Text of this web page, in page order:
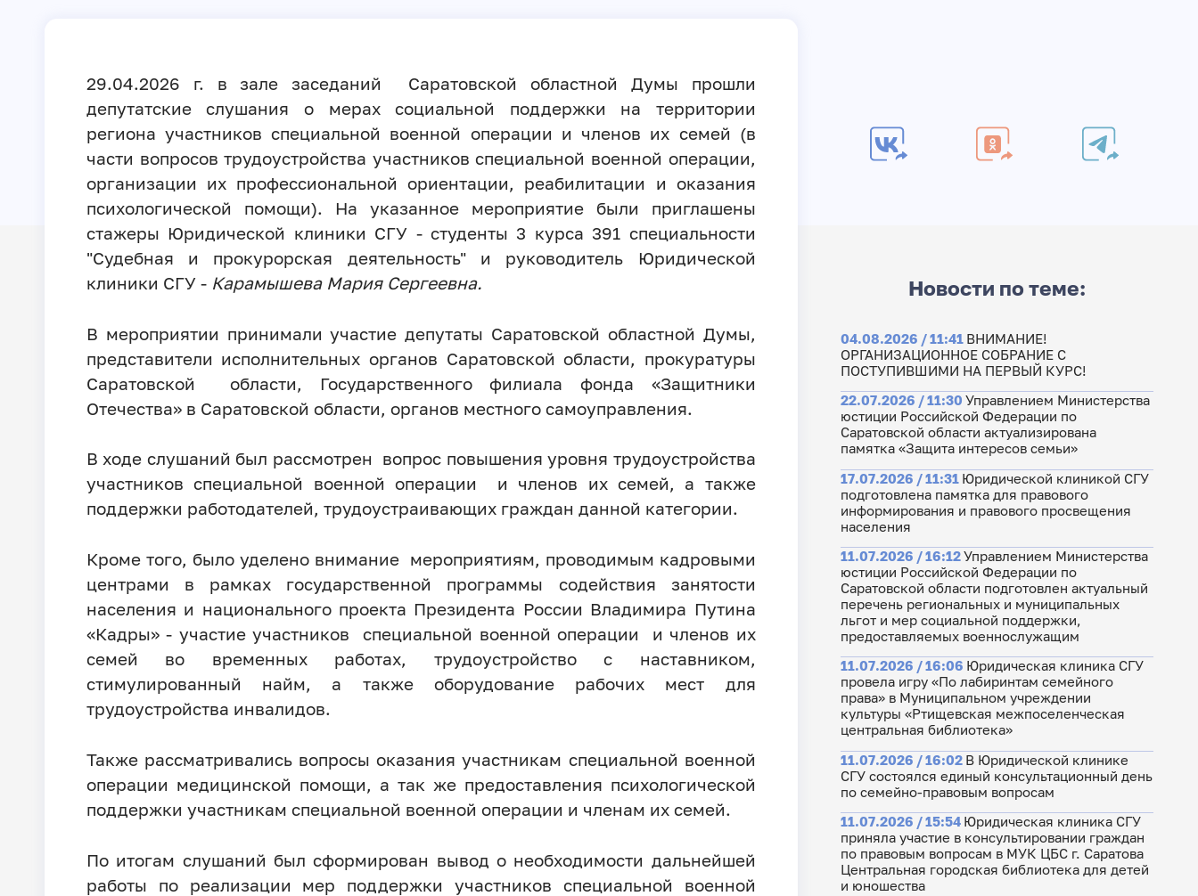
29.04.2026 г. в зале заседаний Саратовской областной Думы прошли
депутатские слушания о мерах социальной поддержки на территории
региона участников специальной военной операции и членов их семей (в
части вопросов трудоустройства участников специальной военной операции,
организации их профессиональной ориентации, реабилитации и оказания
психологической помощи). На указанное мероприятие были приглашены
стажеры Юридической клиники СГУ - студенты 3 курса 391 специальности
"Судебная и прокурорская деятельность" и руководитель Юридической
клиники СГУ - Карамышева Мария Сергеевна.
В мероприятии принимали участие депутаты Саратовской областной Думы,
представители исполнительных органов Саратовской области, прокуратуры
Саратовской области, Государственного филиала фонда «Защитники
Отечества» в Саратовской области, органов местного самоуправления.
В ходе слушаний был рассмотрен вопрос повышения уровня трудоустройства
участников специальной военной операции и членов их семей, а также
поддержки работодателей, трудоустраивающих граждан данной категории.
Кроме того, было уделено внимание мероприятиям, проводимым кадровыми
центрами в рамках государственной программы содействия занятости
населения и национального проекта Президента России Владимира Путина
«Кадры» - участие участников специальной военной операции и членов их
семей во временных работах, трудоустройство с наставником,
стимулированный найм, а также оборудование рабочих мест для
трудоустройства инвалидов.
Также рассматривались вопросы оказания участникам специальной военной
операции медицинской помощи, а так же предоставления психологической
поддержки участникам специальной военной операции и членам их семей.
По итогам слушаний был сформирован вывод о необходимости дальнейшей
работы по реализации мер поддержки участников специальной военной
Новости по теме:
04.08.2026 / 11:41 ВНИМАНИЕ!
ОРГАНИЗАЦИОННОЕ СОБРАНИЕ С
ПОСТУПИВШИМИ НА ПЕРВЫЙ КУРС!
22.07.2026 / 11:30 Управлением Министерства
юстиции Российской Федерации по
Саратовской области актуализирована
памятка «Защита интересов семьи»
17.07.2026 / 11:31 Юридической клиникой СГУ
подготовлена памятка для правового
информирования и правового просвещения
населения
11.07.2026 / 16:12Управлением Министерства
юстиции Российской Федерации по
Саратовской области подготовлен актуальный
перечень региональных и муниципальных
льгот и мер социальной поддержки,
предоставляемых военнослужащим
11.07.2026 / 16:06 Юридическая клиника СГУ
провела игру «По лабиринтам семейного
права» в Муниципальном учреждении
культуры «Ртищевская межпоселенческая
центральная библиотека»
11.07.2026 / 16:02 В Юридической клинике
СГУ состоялся единый консультационный день
по семейно-правовым вопросам
11.07.2026 / 15:54 Юридическая клиника СГУ
приняла участие в консультировании граждан
по правовым вопросам в МУК ЦБС г. Саратова
Центральная городская библиотека для детей
и юношества